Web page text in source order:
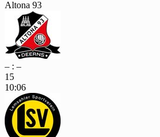
Altona 93
– : –
15
10:06